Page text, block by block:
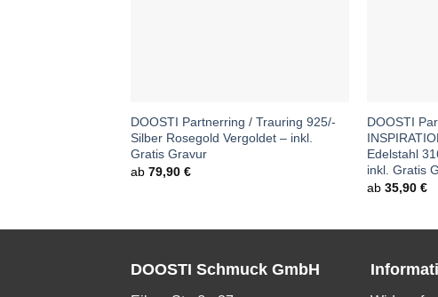
DOOSTI Partnerring / Trauring 925/-
Silber Rosegold Vergoldet – inkl.
Gratis Gravur
ab 79,90 €
DOOSTI
Edelstahl
inkl. Gratis
ab35,90€
DOOSTI Schmuck GmbH